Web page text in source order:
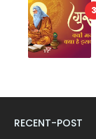
RECENT-POST